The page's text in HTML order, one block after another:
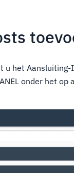
u het
onder het op